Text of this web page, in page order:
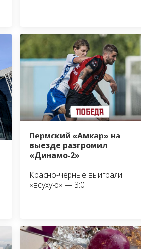
Пермский «Амкар» на
выезде разгромил
«Динамо-2»
Красно-чёрные выиграли
«всухую» — 3:0